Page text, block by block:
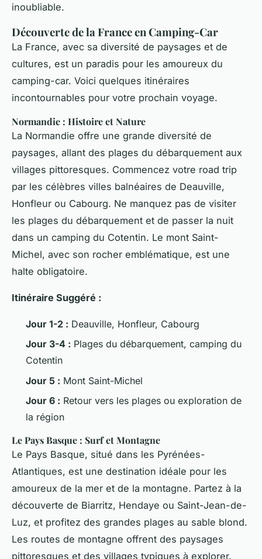
inoubliable.
Découverte de la France en Camping-Car
La France, avec sa diversité de paysages et de
cultures, est un paradis pour les amoureux du
camping-car. Voici quelques itinéraires
incontournables pour votre prochain voyage.
Normandie : Histoire et Nature
La Normandie offre une grande diversité de
paysages, allant des plages du débarquement aux
villages pittoresques. Commencez votre road trip
par les célèbres villes balnéaires de Deauville,
Honfleur ou Cabourg. Ne manquez pas de visiter
les plages du débarquement et de passer la nuit
dans un camping du Cotentin. Le mont Saint-
Michel, avec son rocher emblématique, est une
halte obligatoire.
Itinéraire Suggéré :
Jour 1-2 : Deauville, Honfleur, Cabourg
Jour 3-4 : Plages du débarquement, camping du
Cotentin
Jour 5 : Mont Saint-Michel
Jour 6 : Retour vers les plages ou exploration de
la région
Le Pays Basque : Surf et Montagne
Le Pays Basque, situé dans les Pyrénées-
Atlantiques, est une destination idéale pour les
amoureux de la mer et de la montagne. Partez à la
découverte de Biarritz, Hendaye ou Saint-Jean-de-
Luz, et profitez des grandes plages au sable blond.
Les routes de montagne offrent des paysages
pittoresques et des villages typiques à explorer.